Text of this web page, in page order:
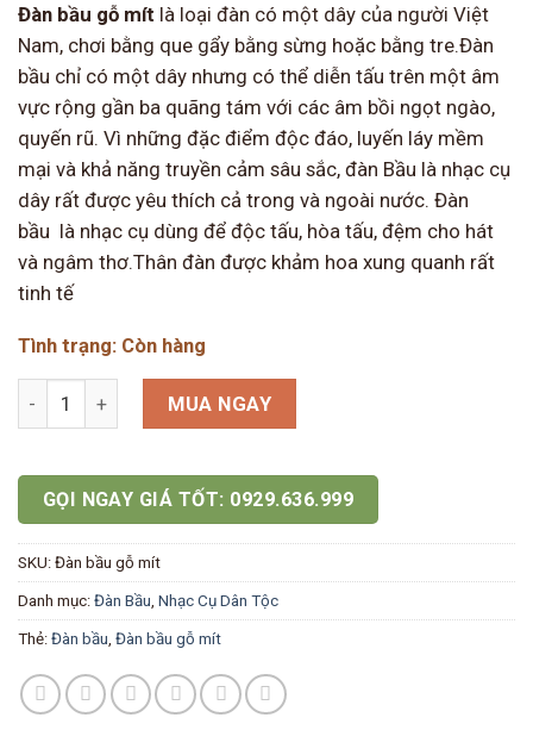
Đàn bầu gỗ mít là loại đàn có một dây của người Việt
Nam, chơi bằng que gẩy bằng sừng hoặc bằng tre.Đàn
bầu chỉ có một dây nhưng có thể diễn tấu trên một âm
vực rộng gần ba quãng tám với các âm bồi ngọt ngào,
quyến rũ. Vì những đặc điểm độc đáo, luyến láy mềm
mại và khả năng truyền cảm sâu sắc, đàn Bầu là nhạc cụ
dây rất được yêu thích cả trong và ngoài nước. Đàn
bầu là nhạc cụ dùng để độc tấu, hòa tấu, đệm cho hát
và ngâm thơ.Thân đàn được khảm hoa xung quanh rất
tinh tế
Tình trạng: Còn hàng
Đàn bầu gỗ mít số lượngMUA NGAY
GỌI NGAY GIÁ TỐT: 0929.636.999
SKU: Đàn bầu gỗ mít
Danh mục: Đàn Bầu, Nhạc Cụ Dân Tộc
Thẻ: Đàn bầu, Đàn bầu gỗ mít